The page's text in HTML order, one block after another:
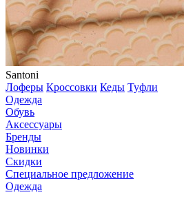
Santoni
Лоферы Кроссовки Кеды Туфли
Одежда
Обувь
Аксессуары
Бренды
Новинки
Скидки
Специальное предложение
Одежда